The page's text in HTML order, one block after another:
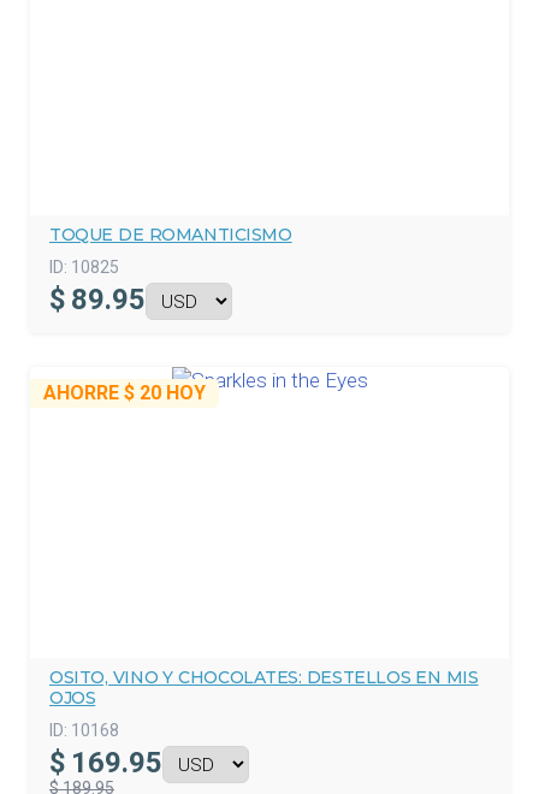
TOQUE DE ROMANTICISMO
ID: 10825
$ 89.95
AHORRE $ 20 HOY
OSITO, VINO Y CHOCOLATES: DESTELLOS EN MIS
OJOS
ID: 10168
$ 169.95
$ 189.95